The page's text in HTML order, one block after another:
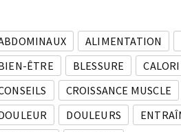
ALIMENTATION
ÊTRE
BLESSURE
CROISSANCE MUSCLE
DOULEURS